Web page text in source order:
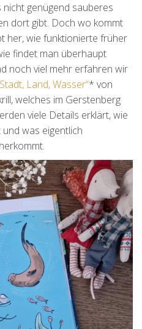
genügend sauberes
dort gibt. Doch wo kommt
her, wie funktionierte früher
findet man überhaupt
noch viel mehr erfahren wir
Land, Wasser“* von
welches im Gerstenberg
viele Details erklärt, wie
was eigentlich